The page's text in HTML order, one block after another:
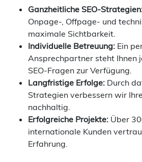
Ganzheitliche SEO-
Onpage-, Offpage- und
maximale Sichtbarkeit.
Individuelle Betreuung: Ein
Ansprechpartner steht Ihnen
SEO-Fragen zur Verfügung.
Langfristige Erfolge: Durch
Strategien verbessern wir
nachhaltig.
Erfolgreiche Projekte: Über
internationale Kunden
Erfahrung.